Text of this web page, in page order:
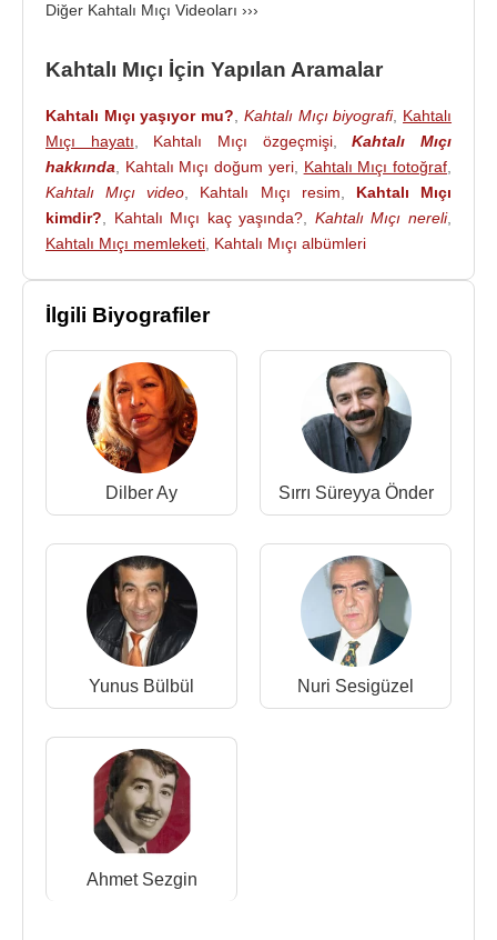
2016 - Şu Gurbetin Garibiyim
2013 - Bir Peru Gördüm
2006 - Gurbet Kuşu
2006 - Düğünümüz Şenola
2006 - O Ney Gardaş
2003 - Tık Dedi
2001 - Usta İle Çırak
1997 - Adaklar Ettim
1996 - Dön Babom
1993 - Buralısın Sevemem
1992 - Nem Alacak Felek Benim
1989 - Acı Günlerim
1987 - Dilek Dağı
1986 - Gurbet Kuşu
Kaynak:Biyografiler.com
Diğer Kahtalı Mıçı Videoları ›››
Kahtalı Mıçı İçin Yapılan Aramalar
Kahtalı Mıçı yaşıyor mu?, Kahtalı Mıçı biyografi, Kahtalı
Mıçı hayatı, Kahtalı Mıçı özgeçmişi,Kahtalı Mıçı
hakkında, Kahtalı Mıçı doğum yeri, Kahtalı Mıçı fotoğraf,
Kahtalı Mıçı video, Kahtalı Mıçı resim, Kahtalı Mıçı
kimdir?, Kahtalı Mıçı kaç yaşında?, Kahtalı Mıçı nereli,
Kahtalı Mıçı memleketi, Kahtalı Mıçı albümleri
İlgili Biyografiler
Dilber Ay Sırrı Süreyya Önder
Yunus Bülbül Nuri Sesigüzel
Ahmet Sezgin